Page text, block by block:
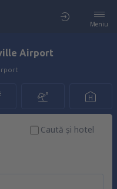
Meniu
Airport
Caută şi hotel